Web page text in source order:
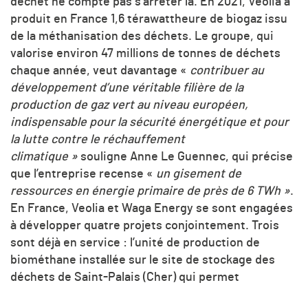
produit en France 1,6 térawattheure de biogaz issu
de la méthanisation des déchets. Le groupe, qui
valorise environ 47 millions de tonnes de déchets
chaque année, veut davantage « contribuer au
développement d’une véritable filière de la
production de gaz vert au niveau européen,
indispensable pour la sécurité énergétique et pour
la lutte contre le réchauffement
climatique » souligne Anne Le Guennec, qui précise
que l’entreprise recense « un gisement de
ressources en énergie primaire de près de 6 TWh ».
En France, Veolia et Waga Energy se sont engagées
à développer quatre projets conjointement. Trois
sont déjà en service : l’unité de production de
biométhane installée sur le site de stockage des
déchets de Saint-Palais (Cher) qui permet